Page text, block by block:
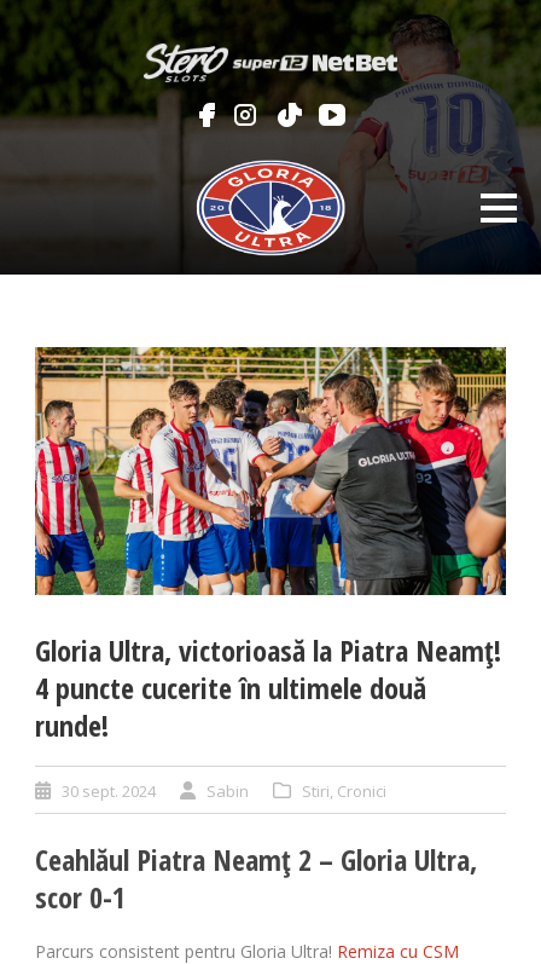
Gloria Ultra, victorioasă la Piatra Neamț!
4 puncte cucerite în ultimele două
runde!
30 sept. 2024 Sabin Stiri, Cronici
Ceahlăul Piatra Neamț 2 – Gloria Ultra,
scor 0-1
Parcurs consistent pentru Gloria Ultra! Remiza cu CSM